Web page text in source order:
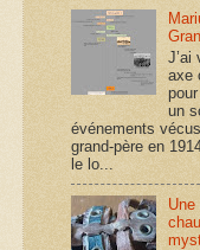
J’ai
axe
un
événements
grand-père en
le lo...
Une